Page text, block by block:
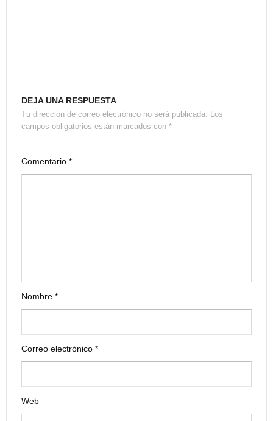
DEJA UNA RESPUESTA
Tu dirección de correo electrónico no será publicada. Los
campos obligatorios están marcados con *
Comentario *
Nombre *
Correo electrónico *
Web